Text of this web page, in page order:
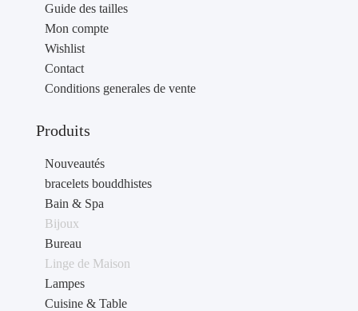
Guide des tailles
Mon compte
Wishlist
Contact
Conditions generales de vente
Produits
Nouveautés
bracelets bouddhistes
Bain & Spa
Bijoux
Bureau
Linge de Maison
Lampes
Cuisine & Table